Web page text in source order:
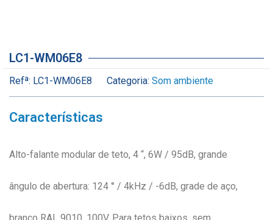
LC1-WM06E8
Refª: LC1-WM06E8 Categoria: Som ambiente
Características
Alto-falante modular de teto, 4 “, 6W / 95dB, grande
ângulo de abertura: 124 ° / 4kHz / -6dB, grade de aço,